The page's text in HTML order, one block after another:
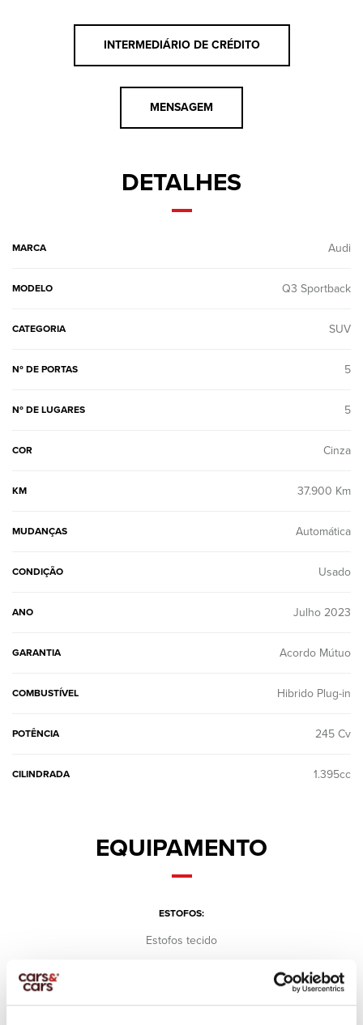
INTERMEDIÁRIO DE CRÉDITO
MENSAGEM
DETALHES
MARCA Audi
MODELO Q3 Sportback
CATEGORIA SUV
Nº DE PORTAS 5
Nº DE LUGARES 5
COR Cinza
KM 37.900 Km
MUDANÇAS Automática
CONDIÇÃO Usado
ANO Julho 2023
GARANTIA Acordo Mútuo
COMBUSTÍVEL Hibrido Plug-in
POTÊNCIA 245 Cv
CILINDRADA 1.395cc
EQUIPAMENTO
ESTOFOS:
Estofos tecido